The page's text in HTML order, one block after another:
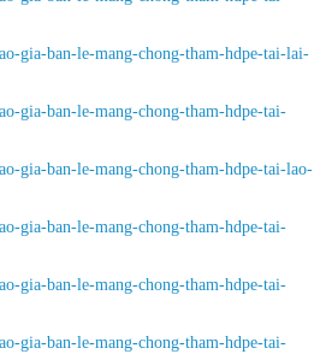
gia-ban-le-mang-chong-tham-hdpe-tai-lai-
gia-ban-le-mang-chong-tham-hdpe-tai-
gia-ban-le-mang-chong-tham-hdpe-tai-lao-
gia-ban-le-mang-chong-tham-hdpe-tai-
gia-ban-le-mang-chong-tham-hdpe-tai-
gia-ban-le-mang-chong-tham-hdpe-tai-